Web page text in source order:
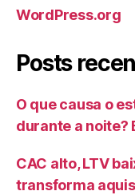
WordPress.org
Posts
O que causa o
durante a noite?
CAC alto, LTV
transforma